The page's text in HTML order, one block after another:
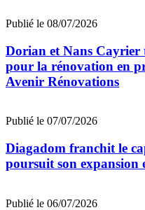
Publié le 08/07/2026
Dorian et Nans Cayrier
pour la rénovation en
Avenir Rénovations
Publié le 07/07/2026
Diagadom franchit le
poursuit son expansion
Publié le 06/07/2026